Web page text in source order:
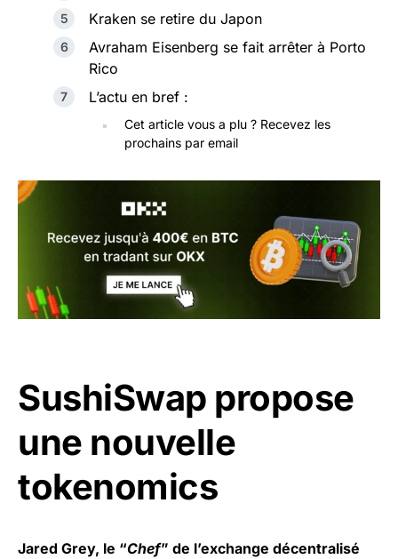
Kraken se retire du Japon
Avraham Eisenberg se fait arrêter à Porto
Rico
L’actu en bref :
Cet article vous a plu ? Recevez les
prochains par email
SushiSwap propose
une nouvelle
tokenomics
Jared Grey, le “Chef” de l’exchange décentralisé